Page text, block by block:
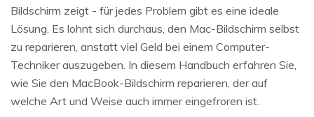
Bildschirm zeigt - für jedes Problem gibt es eine ideale
Lösung. Es lohnt sich durchaus, den Mac-Bildschirm selbst
zu reparieren, anstatt viel Geld bei einem Computer-
Techniker auszugeben. In diesem Handbuch erfahren Sie,
wie Sie den MacBook-Bildschirm reparieren, der auf
welche Art und Weise auch immer eingefroren ist.